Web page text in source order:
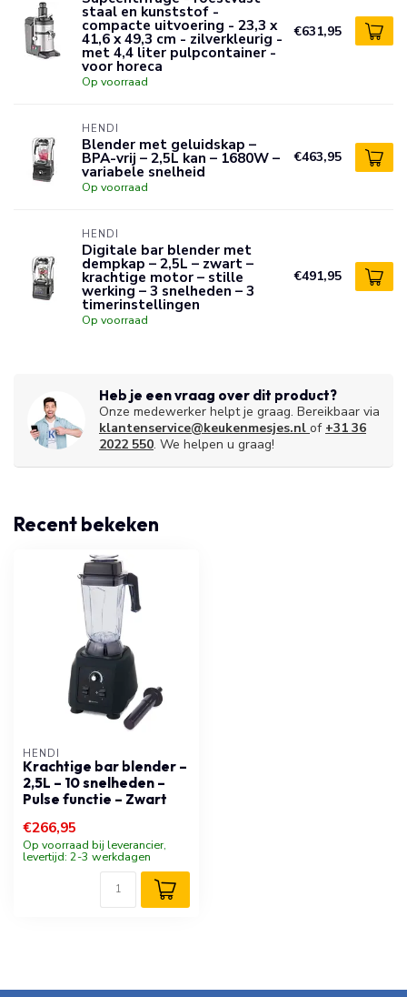
staal en kunststof -
compacte uitvoering - 23,3 x
41,6 x 49,3 cm - zilverkleurig -
met 4,4 liter pulpcontainer -
voor horeca
Op voorraad
€631,95
HENDI
Blender met geluidskap –
BPA-vrij – 2,5L kan – 1680W –
variabele snelheid
Op voorraad
€463,95
HENDI
Digitale bar blender met
dempkap – 2,5L – zwart –
krachtige motor – stille
werking – 3 snelheden – 3
timerinstellingen
Op voorraad
€491,95
Heb je een vraag over dit product?
Onze medewerker helpt je graag. Bereikbaar via
klantenservice@keukenmesjes.nl of +31 36
2022 550. We helpen u graag!
Recent bekeken
HENDI
Krachtige bar blender –
2,5L – 10 snelheden –
Pulse functie – Zwart
€266,95
Op voorraad bij leverancier,
levertijd: 2-3 werkdagen